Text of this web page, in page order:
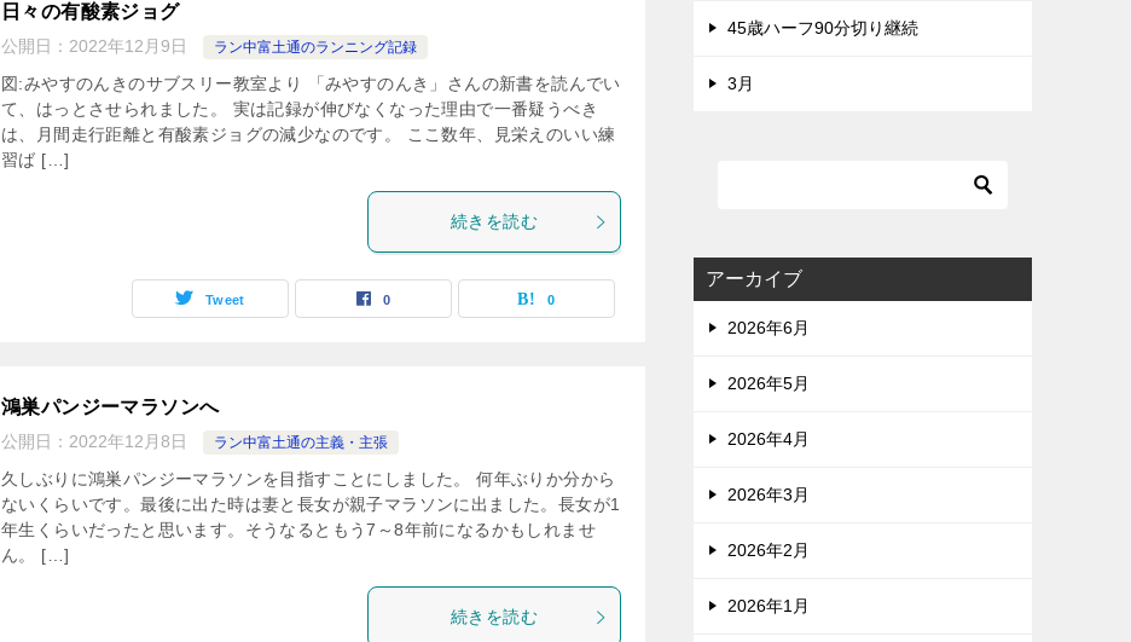
日々の有酸素ジョグ
公開日： 2022年12月9日 ラン中富土通のランニング記録
図:みやすのんきのサブスリー教室より 「みやすのんき」さんの新書を読んでい
て、はっとさせられました。 実は記録が伸びなくなった理由で一番疑うべき
は、月間走行距離と有酸素ジョグの減少なのです。 ここ数年、見栄えのいい練
習ば […]
続きを読む
Tweet 0 0
鴻巣パンジーマラソンへ
公開日： 2022年12月8日 ラン中富土通の主義・主張
久しぶりに鴻巣パンジーマラソンを目指すことにしました。 何年ぶりか分から
ないくらいです。最後に出た時は妻と長女が親子マラソンに出ました。長女が1
年生くらいだったと思います。そうなるともう7～8年前になるかもしれませ
ん。 […]
続きを読む
45歳ハーフ90分切り継続
3月
アーカイブ
2026年6月
2026年5月
2026年4月
2026年3月
2026年2月
2026年1月